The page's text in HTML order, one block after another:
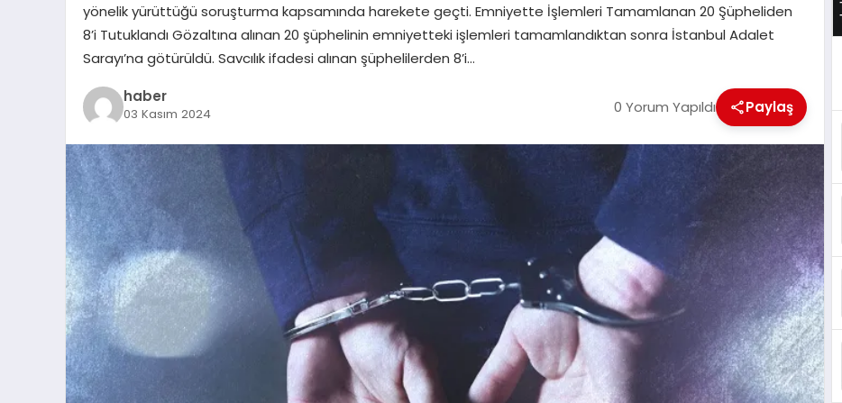
yönelik yürüttüğü soruşturma kapsamında harekete geçti. Emniyette İşlemleri Tamamlanan 20 Şüpheliden
8’i Tutuklandı Gözaltına alınan 20 şüphelinin emniyetteki işlemleri tamamlandıktan sonra İstanbul Adalet
Sarayı’na götürüldü. Savcılık ifadesi alınan şüphelilerden 8’i…
haber
03 Kasım 2024 0 Yorum Yapıldı Paylaş